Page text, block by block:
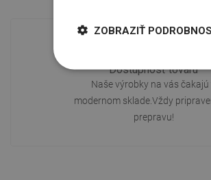
Dostupnosť tovaru
Naše výrobky na vás čakajú
modernom sklade.Vždy
prepravu!
ZOBRAZIŤ